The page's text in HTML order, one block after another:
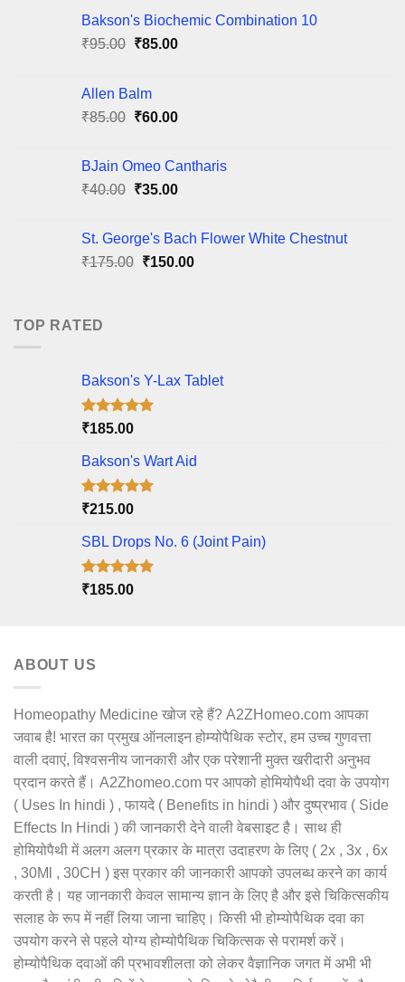
Bakson's Biochemic Combination 10
₹95.00 Original
₹95.00.
₹85.00Current
Allen Balm
₹85.00 Original
₹85.00.
₹60.00Current
₹60.00.
BJain Omeo Cantharis
₹40.00 Original
₹40.00.
₹35.00Current
₹35.00.
St. George's Bach Flower White Chestnut
₹175.00 Original
₹150.00Current
TOP RATED
Bakson's Y-Lax Tablet
Rated5.00
₹185.00
Bakson's Wart Aid
Rated5.00
₹215.00
SBL Drops No. 6 (Joint Pain)
Rated5.00
₹185.00
ABOUT US
Homeopathy Medicine खोज रहे हैं? A2ZHomeo.com आपका
जवाब है! भारत का प्रमुख ऑनलाइन होम्योपैथिक स्टोर, हम उच्च गुणवत्ता
वाली दवाएं, विश्वसनीय जानकारी और एक परेशानी मुक्त खरीदारी अनुभव
प्रदान करते हैं। A2Zhomeo.com पर आपको होमियोपैथी दवा के उपयोग
( Uses In hindi ) , फायदे ( Benefits in hindi ) और दुष्प्रभाव ( Side
Effects In Hindi ) की जानकारी देने वाली वेबसाइट है। साथ ही
होमियोपैथी में अलग अलग प्रकार के मात्रा उदाहरण के लिए ( 2x , 3x , 6x
, 30Ml , 30CH ) इस प्रकार की जानकारी आपको उपलब्ध करने का कार्य
करती है। यह जानकारी केवल सामान्य ज्ञान के लिए है और इसे चिकित्सकीय
सलाह के रूप में नहीं लिया जाना चाहिए। किसी भी होम्योपैथिक दवा का
उपयोग करने से पहले योग्य होम्योपैथिक चिकित्सक से परामर्श करें।
होम्योपैथिक दवाओं की प्रभावशीलता को लेकर वैज्ञानिक जगत में अभी भी